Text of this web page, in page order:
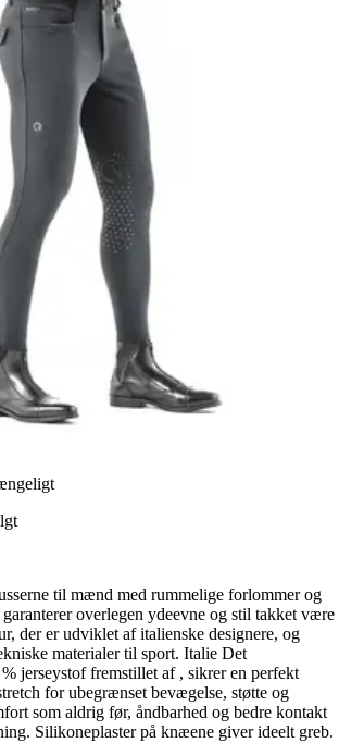
til mænd med rummelige forlommer og
overlegen ydeevne og stil takket være
der er udviklet af italienske designere, og
materialer til sport. Italie Det
jerseystof fremstillet af , sikrer en perfekt
for ubegrænset bevægelse, støtte og
som aldrig før, åndbarhed og bedre kontakt
Silikoneplaster på knæene giver ideelt greb.